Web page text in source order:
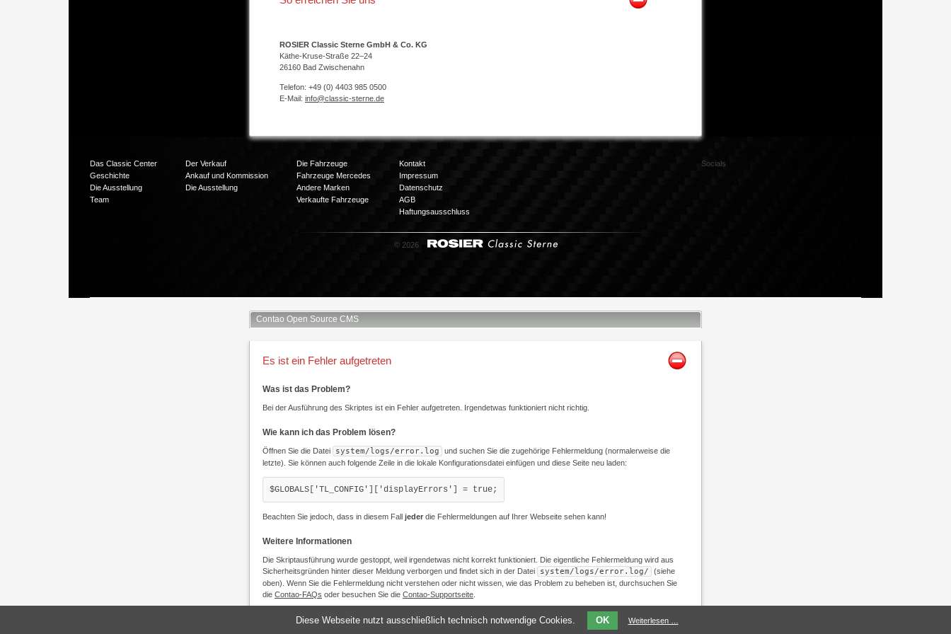
ROSIER Classic Sterne GmbH & Co. KG
Käthe-Kruse-Straße 22–24
26160 Bad Zwischenahn
Telefon: +49 (0) 4403 985 0500
E-Mail: info@classic-sterne.de
Das Classic Center
Geschichte
Die Ausstellung
Team
Der Verkauf
Ankauf und Kommission
Die Ausstellung
Die Fahrzeuge
Fahrzeuge Mercedes
Andere Marken
Verkaufte Fahrzeuge
Kontakt
Impressum
Datenschutz
AGB
Haftungsausschluss
© 2026
Socials
Diese Webseite nutzt ausschließlich technisch notwendige Cookies. OK Weiterlesen …
Contao Open Source CMS
Es ist ein Fehler aufgetreten
Was ist das Problem?
Bei der Ausführung des Skriptes ist ein Fehler aufgetreten. Irgendetwas funktioniert nicht richtig.
Wie kann ich das Problem lösen?
Öffnen Sie die Datei system/logs/error.log
und suchen Sie die zugehörige Fehlermeldung (normalerweise die
letzte). Sie können auch folgende Zeile in die lokale Konfigurationsdatei einfügen und diese Seite neu laden:
$GLOBALS['TL_CONFIG']['displayErrors'] = true;
Beachten Sie jedoch, dass in diesem Fall jeder die Fehlermeldungen auf Ihrer Webseite sehen kann!
Weitere Informationen
Die Skriptausführung wurde gestoppt, weil irgendetwas nicht korrekt funktioniert. Die eigentliche Fehlermeldung wird aus
Sicherheitsgründen hinter dieser Meldung verborgen und findet sich in der Datei
system/logs/error.log/
(siehe
oben). Wenn Sie die Fehlermeldung nicht verstehen oder nicht wissen, wie das Problem zu beheben ist, durchsuchen Sie
die Contao-FAQs oder besuchen Sie die Contao-Supportseite
Legen Sie ein Template namens templates/be_error.html5an, um diese Meldung anzupassen.